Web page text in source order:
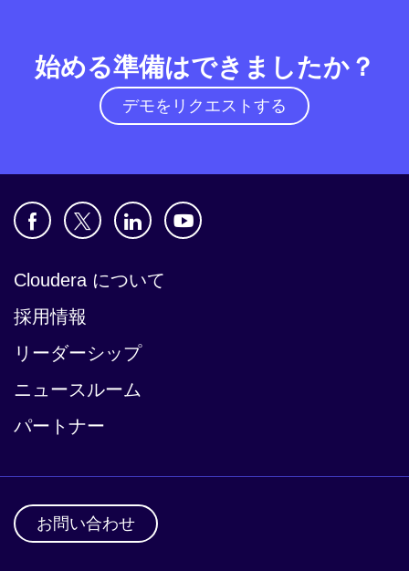
始める準備はできましたか？
デモをリクエストする
Cloudera について
採用情報
リーダーシップ
ニュースルーム
パートナー
お問い合わせ